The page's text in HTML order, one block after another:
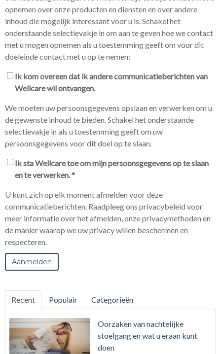
opnemen over onze producten en diensten en over andere
inhoud die mogelijk interessant voor u is. Schakel het
onderstaande selectievakje in om aan te geven hoe we contact
met u mogen opnemen als u toestemming geeft om voor dit
doeleinde contact met u op te nemen:
Ik kom overeen dat ik andere communicatieberichten van
Wellcare wil ontvangen.
We moeten uw persoonsgegevens opslaan en verwerken om u
de gewenste inhoud te bieden. Schakel het onderstaande
selectievakje in als u toestemming geeft om uw
persoonsgegevens voor dit doel op te slaan.
Ik sta Wellcare toe om mijn persoonsgegevens op te slaan
en te verwerken.*
U kunt zich op elk moment afmelden voor deze
communicatieberichten. Raadpleeg ons privacybeleid voor
meer informatie over het afmelden, onze privacymethoden en
de manier waarop we uw privacy willen beschermen en
respecteren.
Recent Populair Categorieën
Oorzaken van nachtelijke
stoelgang en wat u eraan kunt
doen